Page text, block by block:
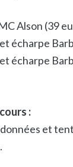
Alson (39
écharpe
écharpe
:
et